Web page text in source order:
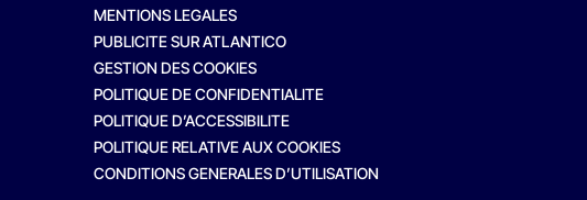
MENTIONS LEGALES
PUBLICITE SUR ATLANTICO
GESTION DES COOKIES
POLITIQUE DE CONFIDENTIALITE
POLITIQUE D’ACCESSIBILITE
POLITIQUE RELATIVE AUX COOKIES
CONDITIONS GENERALES D’UTILISATION